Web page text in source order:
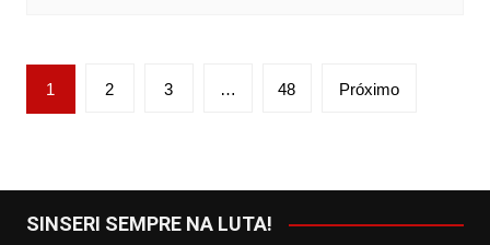
Paginação
de
1 2 3 … 48 Próximo
SINSERI SEMPRE NA LUTA!